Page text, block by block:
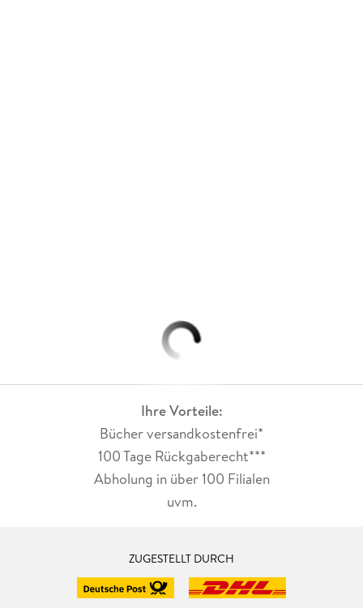
Ihre Vorteile:
Bücher versandkostenfrei*
100 Tage Rückgaberecht***
Abholung in über 100 Filialen
uvm.
ZUGESTELLT DURCH